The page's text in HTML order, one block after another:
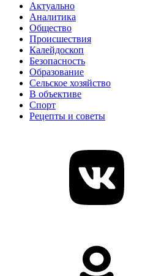
Актуально
Аналитика
Общество
Происшествия
Калейдоскоп
Безопасность
Образование
Сельское хозяйство
В объективе
Спорт
Рецепты и советы